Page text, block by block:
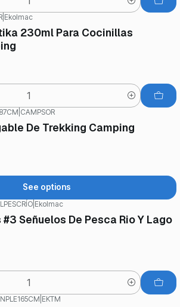
Ekolmac
230ml Para Cocinillas
CAMPSOR
De Trekking Camping
See options
Ekolmac
Señuelos De Pesca Rio Y Lago
EKTM